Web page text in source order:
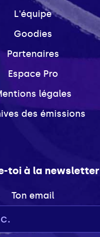
L'équipe
Goodies
Partenaires
Espace Pro
légales
des émissions
toi à la newsletter
Ton email